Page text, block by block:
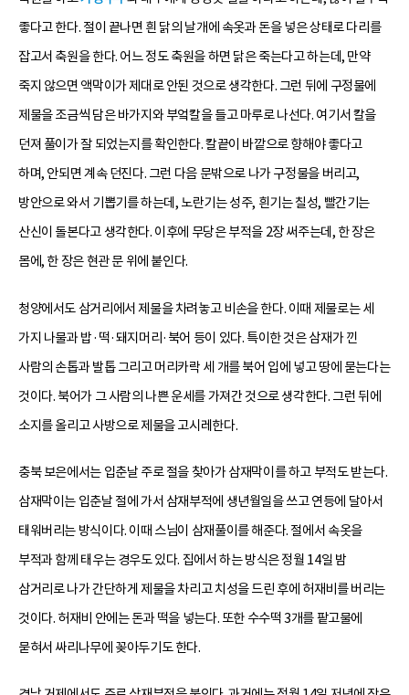
좋다고 한다. 절이 끝나면 흰 닭의 날개에 속옷과 돈을 넣은 상태로 다리를
잡고서 축원을 한다. 어느 정도 축원을 하면 닭은 죽는다고 하는데, 만약
죽지 않으면 액막이가 제대로 안된 것으로 생각한다. 그런 뒤에 구정물에
제물을 조금씩 담은 바가지와 부엌칼을 들고 마루로 나선다. 여기서 칼을
던져 풀이가 잘 되었는지를 확인한다. 칼끝이 바깥으로 향해야 좋다고
하며, 안되면 계속 던진다. 그런 다음 문밖으로 나가 구정물을 버리고,
방안으로 와서 기뽑기를 하는데, 노란기는 성주, 흰기는 칠성, 빨간기는
산신이 돌본다고 생각한다. 이후에 무당은 부적을 2장 써주는데, 한 장은
몸에, 한 장은 현관 문 위에 붙인다.
청양에서도 삼거리에서 제물을 차려놓고 비손을 한다. 이때 제물로는 세
가지 나물과 밥·떡·돼지머리·북어 등이 있다. 특이한 것은 삼재가 낀
사람의 손톱과 발톱 그리고 머리카락 세 개를 북어 입에 넣고 땅에 묻는다는
것이다. 북어가 그 사람의 나쁜 운세를 가져간 것으로 생각한다. 그런 뒤에
소지를 올리고 사방으로 제물을 고시레한다.
충북 보은에서는 입춘날 주로 절을 찾아가 삼재막이를 하고 부적도 받는다.
삼재막이는 입춘날 절에 가서 삼재부적에 생년월일을 쓰고 연등에 달아서
태워버리는 방식이다. 이때 스님이 삼재풀이를 해준다. 절에서 속옷을
부적과 함께 태우는 경우도 있다. 집에서 하는 방식은 정월 14일 밤
삼거리로 나가 간단하게 제물을 차리고 치성을 드린 후에 허재비를 버리는
것이다. 허재비 안에는 돈과 떡을 넣는다. 또한 수수떡 3개를 팥고물에
묻혀서 싸리나무에 꽂아두기도 한다.